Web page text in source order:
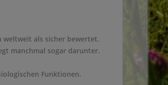
als sicher bewertet.
manchmal sogar darunter.
Funktionen.